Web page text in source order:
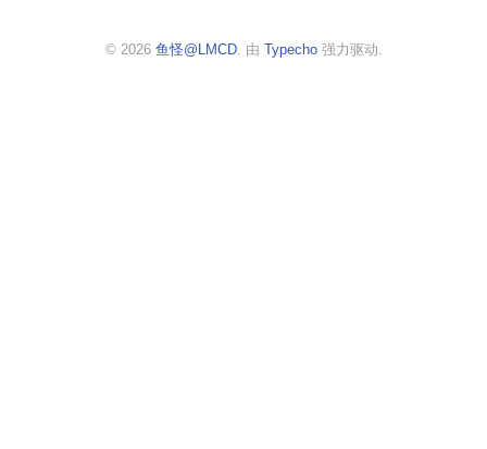
© 2026 鱼怪@LMCD. 由 Typecho强力驱动.